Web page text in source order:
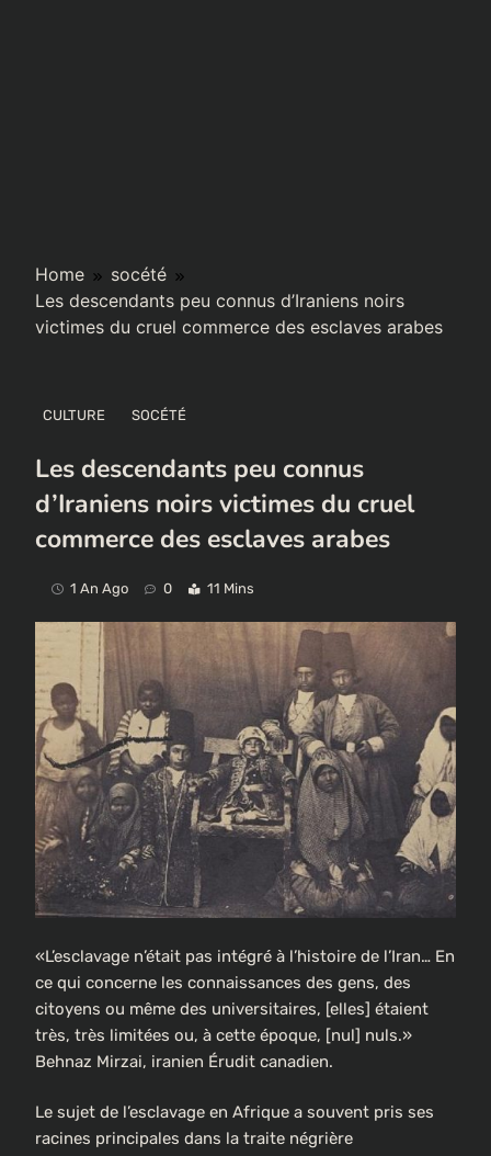
Home
socété
Les descendants peu connus d’Iraniens noirs
victimes du cruel commerce des esclaves arabes
CULTURE SOCÉTÉ
Les descendants peu connus
d’Iraniens noirs victimes du cruel
commerce des esclaves arabes
1 An Ago 0 11 Mins
«L’esclavage n’était pas intégré à l’histoire de l’Iran… En
ce qui concerne les connaissances des gens, des
citoyens ou même des universitaires, [elles] étaient
très, très limitées ou, à cette époque, [nul] nuls.»
Behnaz Mirzai, iranien Érudit canadien.
Le sujet de l’esclavage en Afrique a souvent pris ses
racines principales dans la traite négrière